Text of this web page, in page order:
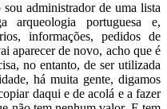
administrador de uma lista
arqueologia portuguesa e,
informações, pedidos de
aparecer de novo, acho que é
no entanto, de ser utilizada
há muita gente, digamos
daqui e de acolá e a fazer